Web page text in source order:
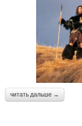
читать дальше →